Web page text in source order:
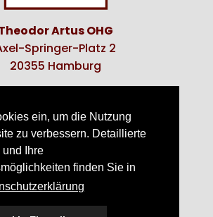
ein, um die Nutzung
zu verbessern. Detaillierte
und Ihre
finden Sie in
Artus OHG
Springer-Platz 2
20355 Hamburg
+ 49. (0)40 - 35 21 76
49. (0)40 - 35 30 08
(0)151 - 74 45 68 50
Anfahrt|Kontakt
Datenschutz|AGB